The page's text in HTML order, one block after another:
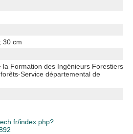
30 cm
la Formation des Ingénieurs Forestiers
Service départemental de
index.php?